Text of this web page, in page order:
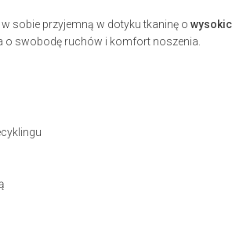
sobie przyjemną w dotyku tkaninę o
o swobodę ruchów i komfort noszenia.